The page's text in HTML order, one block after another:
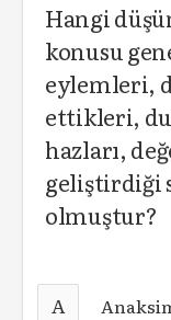
Hangi
konusu
eylemleri,
ettikleri,
hazları,
geliştirdiği
olmuştur?
A